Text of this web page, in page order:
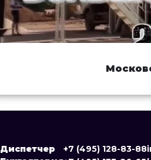
Диспетчер
+7 (495) 128-83-88